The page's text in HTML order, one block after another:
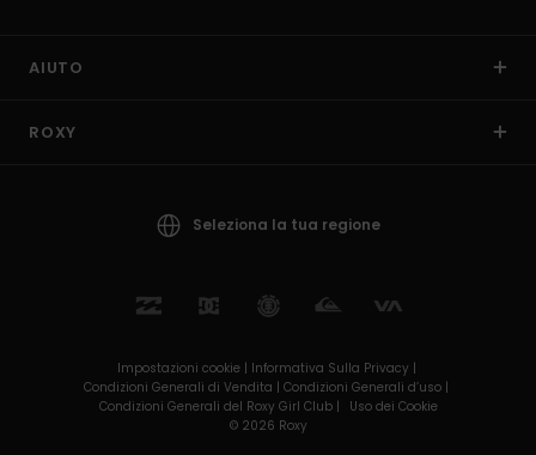
AIUTO
ROXY
Seleziona la tua regione
Impostazioni cookie | Informativa Sulla Privacy |
Condizioni Generali di Vendita | Condizioni Generali d’uso |
Condizioni Generali del Roxy Girl Club |
Uso dei Cookie
© 2026 Roxy